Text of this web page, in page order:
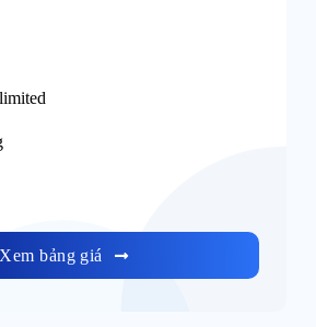
Xem bảng giá